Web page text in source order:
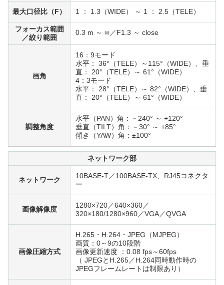
最大口径比（F） 1 ： 1.3（WIDE） ～ 1 ： 2.5（TELE）
フォーカス範囲
／絞り範囲
0.3 m ～ ∞／F1.3 ～ close
画角
16：9モード
水平： 36°（TELE）～115°（WIDE）、垂
直： 20°（TELE）～ 61°（WIDE）
4：3モード
水平： 28°（TELE）～ 82°（WIDE）、垂
直： 20°（TELE）～ 61°（WIDE）
調整角度
水平（PAN）角：－240° ～ +120°
垂直（TILT）角：－30° ～ +85°
傾き（YAW）角：±100°
ネットワーク部
ネットワーク
10BASE-T／100BASE-TX、RJ45コネクタ
ー
画像解像度
1280×720／640×360／
320×180/1280×960／VGA／QVGA
画像圧縮方式
H.265・H.264・JPEG（MJPEG）
画質：0～9の10段階
画像更新速度 ：0.08 fps～60fps
（ JPEGとH.265／H.264同時動作時の
JPEGフレームレートは制限あり）